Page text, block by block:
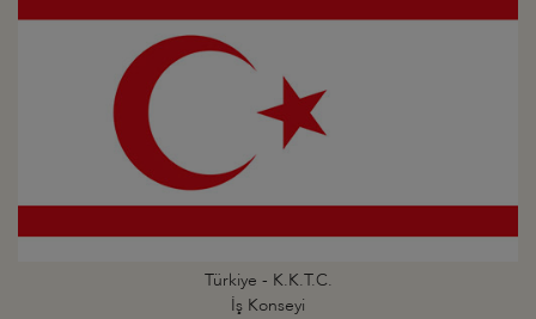
Türkiye - K.K.T.C.
İş Konseyi